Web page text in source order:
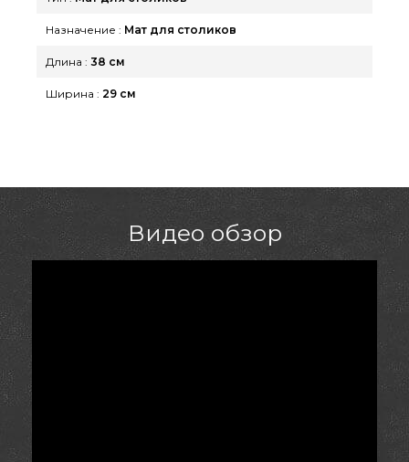
Назначение : Мат для столиков
Длина : 38 см
Ширина : 29 см
Видео обзор